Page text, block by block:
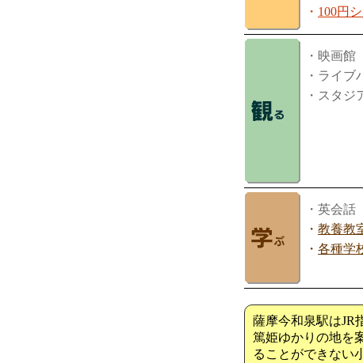
・ 100円
・映画館
・ライブ
・スタジ
・英会話
・ 教養教
・ 各種学
薩摩今和泉駅はJR
篤姫ゆかりの地を
ることができない